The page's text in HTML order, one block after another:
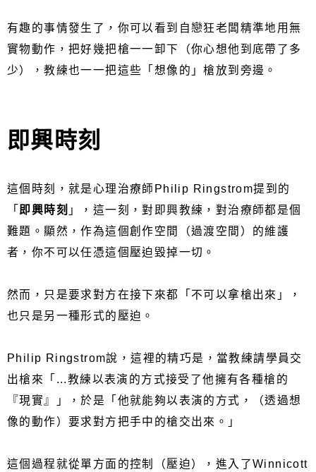
有趣的事情發生了，你可以看到自戀狂老闆精準地用無
實物動作，把好幾把槍一一卸下（你心想他到底帶了多
少），教練也一一把這些「想像的」槍放到旁邊。
即興時刻
這個時刻，就是心理治療師Philip Ringstrom提到的
「 即興時刻 」，這一刻，對即興教練，對治療師都是個
難題。顯然，作為這個創作空間（過渡空間）的維護
者，你不可以任憑這個壓迫毀掉一切。
然而，只是要求對方在接下來都「不可以拿槍出來」，
也只是另一種形式的壓迫。
Philip Ringstrom說，這裡的精巧是，當教練請學員交
出槍來「...教練以表演的方式接受了他擁有各種槍的
『現實』」，於是「他就能夠以表演的方式，（透過想
像的動作）要求對方把手中的槍交出來。」
這個過程就從單方面的控制（壓迫），進入了Winnicott